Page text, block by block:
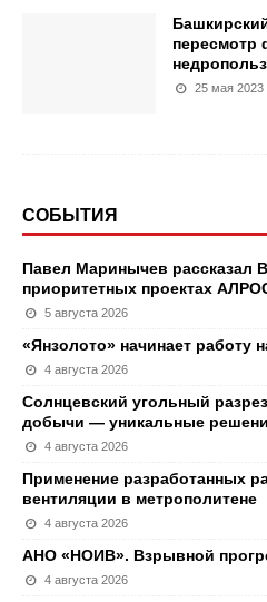
пересмотр
25 мая 2023
СОБЫТИЯ
Павел Маринычев рассказал
приоритетных проектах
5 августа 2026
«Янзолото» начинает работу
4 августа 2026
Солнцевский угольный
добычи — уникальные
4 августа 2026
Применение разработанных
вентиляции в метрополитене
4 августа 2026
АНО «НОИВ». Взрывной
4 августа 2026